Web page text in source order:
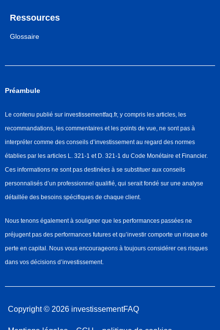
Ressources
Glossaire
Préambule
Le contenu publié sur investissementfaq.fr, y compris les articles, les
recommandations, les commentaires et les points de vue, ne sont pas à
interpréter comme des conseils d’investissement au regard des normes
établies par les articles L. 321-1 et D. 321-1 du Code Monétaire et Financier.
Ces informations ne sont pas destinées à se substituer aux conseils
personnalisés d’un professionnel qualifié, qui serait fondé sur une analyse
détaillée des besoins spécifiques de chaque client.
Nous tenons également à souligner que les performances passées ne
préjugent pas des performances futures et qu’investir comporte un risque de
perte en capital. Nous vous encourageons à toujours considérer ces risques
dans vos décisions d’investissement.
Copyright © 2026 investissementFAQ